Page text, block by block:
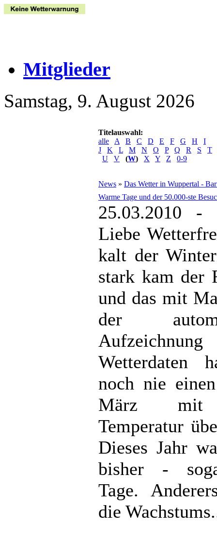
Mitglieder
Samstag, 9. August 2026
Titelauswahl:
alle
A B C D E F G H
I
J
K L M N O P Q R S
T
U
V (W) X Y Z 0-9
News » Das Wetter in Wuppertal -
Warme Tage und der 50.000-ste
25.03.2010 -
Liebe
kalt der
stark kam der
und das mit
der
Wetterdaten
noch nie
März mit
Temperatur
Dieses Jahr
bisher -
Tage.
die